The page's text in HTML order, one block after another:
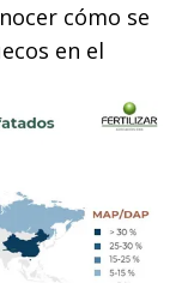
cómo se
en el